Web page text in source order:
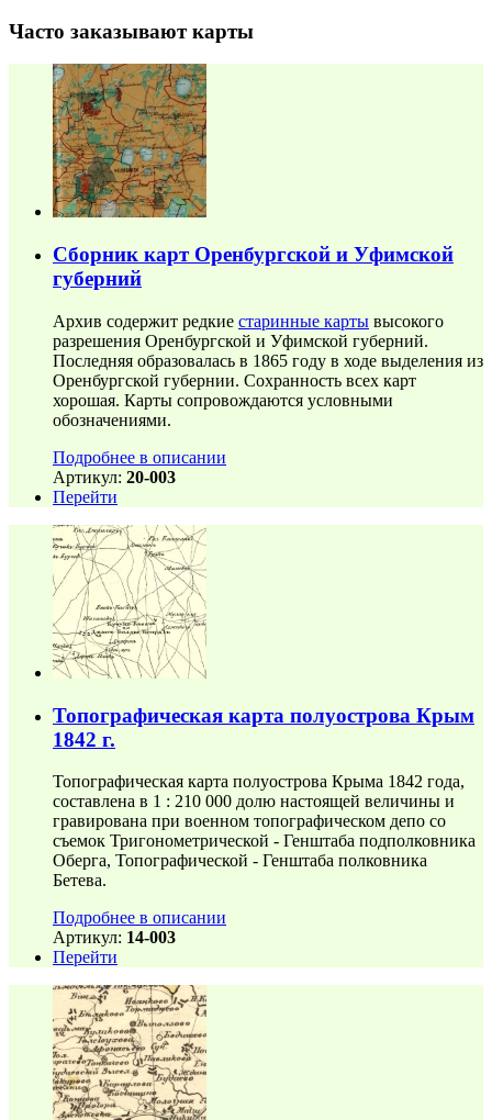
Часто заказывают карты
Сборник карт Оренбургской и Уфимской
губерний
Архив содержит редкие старинные карты высокого
разрешения Оренбургской и Уфимской губерний.
Последняя образовалась в 1865 году в ходе выделения из
Оренбургской губернии. Сохранность всех карт
хорошая. Карты сопровождаются условными
обозначениями.
Подробнее в описании
Артикул: 20-003
Перейти
Топографическая карта полуострова Крым
1842 г.
Топографическая карта полуострова Крыма 1842 года,
составлена в 1 : 210 000 долю настоящей величины и
гравирована при военном топографическом депо со
съемок Тригонометрической - Генштаба подполковника
Оберга, Топографической - Генштаба полковника
Бетева.
Подробнее в описании
Артикул: 14-003
Перейти